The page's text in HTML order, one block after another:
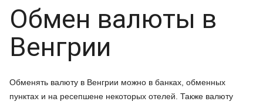
Обмен валюты в
Венгрии
Обменять валюту в Венгрии можно в банках, обменных
пунктах и на ресепшене некоторых отелей. Также валюту